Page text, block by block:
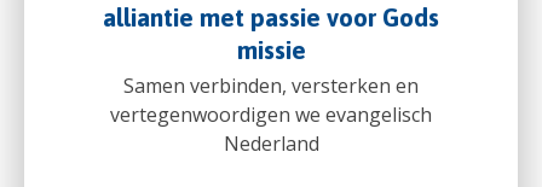
alliantie met passie voor Gods
missie
Samen verbinden, versterken en
vertegenwoordigen we evangelisch
Nederland